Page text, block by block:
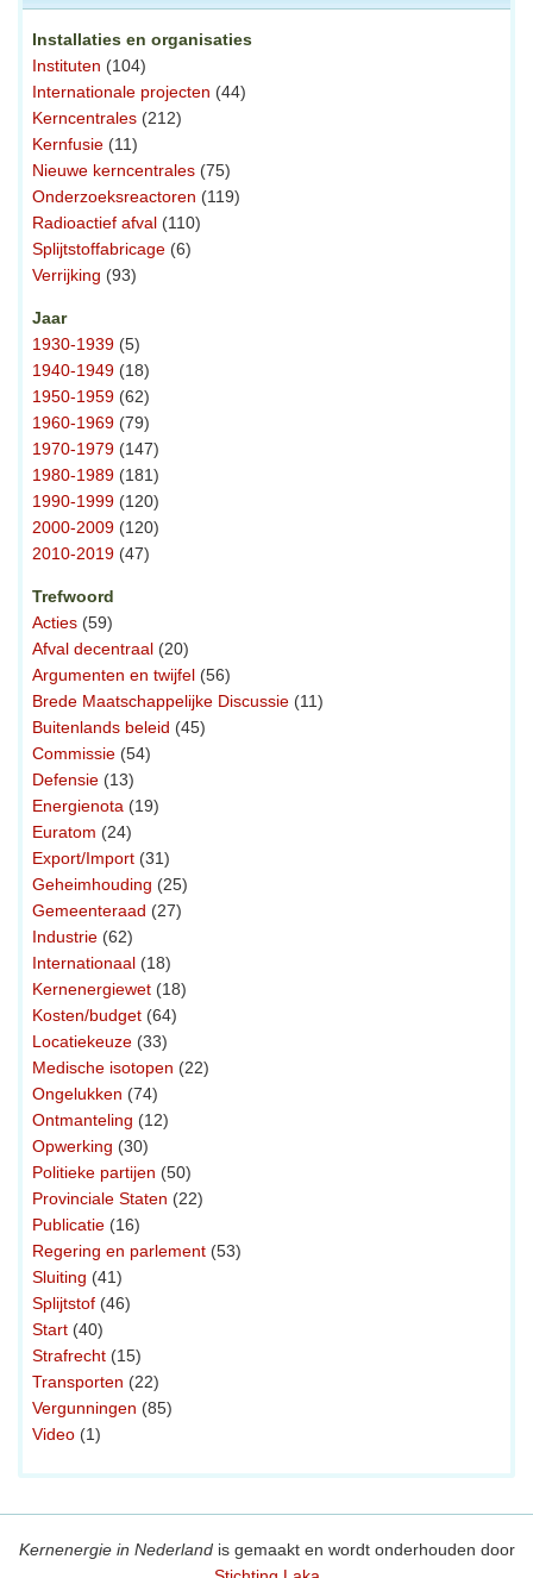
Installaties en organisaties
Instituten (104)
Internationale projecten (44)
Kerncentrales (212)
Kernfusie (11)
Nieuwe kerncentrales (75)
Onderzoeksreactoren (119)
Radioactief afval (110)
Splijtstoffabricage (6)
Verrijking (93)
Jaar
1930-1939 (5)
1940-1949 (18)
1950-1959 (62)
1960-1969 (79)
1970-1979 (147)
1980-1989 (181)
1990-1999 (120)
2000-2009 (120)
2010-2019 (47)
Trefwoord
Acties (59)
Afval decentraal (20)
Argumenten en twijfel (56)
Brede Maatschappelijke Discussie (11)
Buitenlands beleid (45)
Commissie (54)
Defensie (13)
Energienota (19)
Euratom (24)
Export/Import (31)
Geheimhouding (25)
Gemeenteraad (27)
Industrie (62)
Internationaal (18)
Kernenergiewet (18)
Kosten/budget (64)
Locatiekeuze (33)
Medische isotopen (22)
Ongelukken (74)
Ontmanteling (12)
Opwerking (30)
Politieke partijen (50)
Provinciale Staten (22)
Publicatie (16)
Regering en parlement (53)
Sluiting (41)
Splijtstof (46)
Start (40)
Strafrecht (15)
Transporten (22)
Vergunningen (85)
Video (1)
Kernenergie in Nederlandis gemaakt en wordt onderhouden door